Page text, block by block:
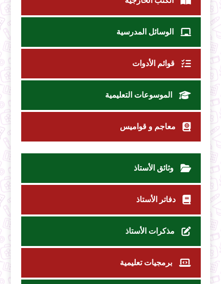
الوسائل المدرسية
قوائم الأدوات
الموسوعات التعليمية
معاجم و قواميس
وثائق الأستاذ
دفاتر الأستاذ
مذكرات الأستاذ
برمجيات تعليمية